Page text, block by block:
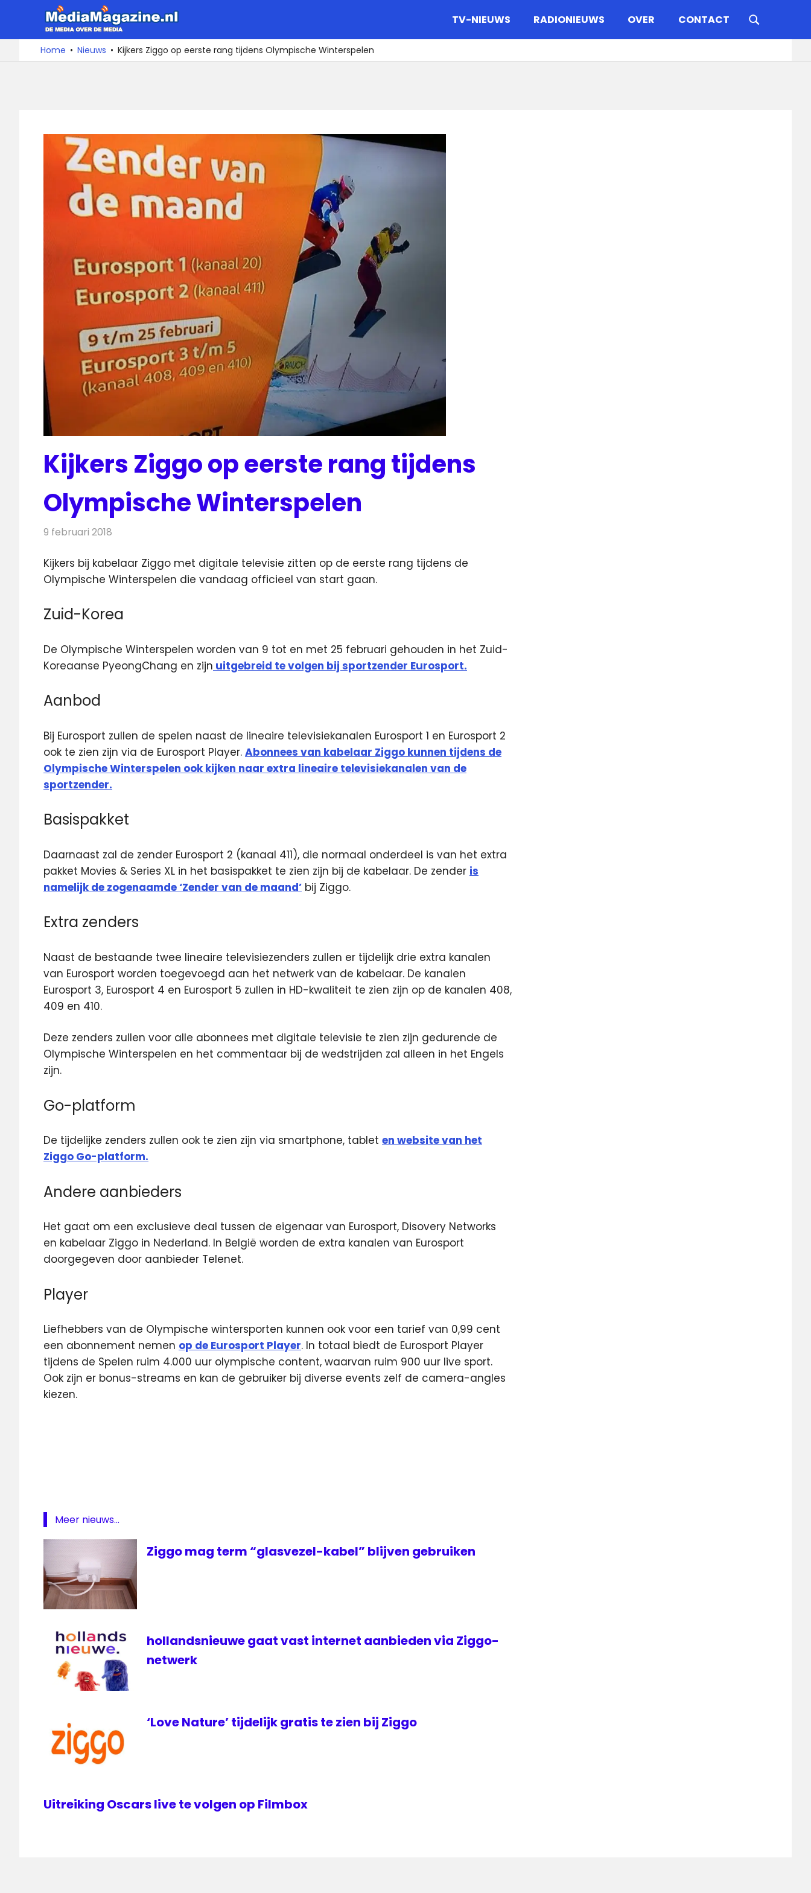
de
De
media
over
TV-NIEUWS RADIONIEUWS OVER CONTACT
Home Nieuws Kijkers Ziggo op eerste rang tijdens Olympische Winterspelen
Kijkers Ziggo op eerste rang tijdens
Olympische Winterspelen
9 februari 2018
Kijkers bij kabelaar Ziggo met digitale televisie zitten op de eerste rang tijdens de
Olympische Winterspelen die vandaag officieel van start gaan.
Zuid-Korea
De Olympische Winterspelen worden van 9 tot en met 25 februari gehouden in het Zuid-
Koreaanse PyeongChang en zijn uitgebreid te volgen bij sportzender Eurosport.
Aanbod
Bij Eurosport zullen de spelen naast de lineaire televisiekanalen Eurosport 1 en Eurosport 2
ook te zien zijn via de Eurosport Player. Abonnees van kabelaar Ziggo kunnen tijdens de
Olympische Winterspelen ook kijken naar extra lineaire televisiekanalen van de
sportzender.
Basispakket
Daarnaast zal de zender Eurosport 2 (kanaal 411), die normaal onderdeel is van het extra
pakket Movies & Series XL in het basispakket te zien zijn bij de kabelaar. De zender is
namelijk de zogenaamde ‘Zender van de maand’ bij Ziggo.
Extra zenders
Naast de bestaande twee lineaire televisiezenders zullen er tijdelijk drie extra kanalen
van Eurosport worden toegevoegd aan het netwerk van de kabelaar. De kanalen
Eurosport 3, Eurosport 4 en Eurosport 5 zullen in HD-kwaliteit te zien zijn op de kanalen 408,
409 en 410.
Deze zenders zullen voor alle abonnees met digitale televisie te zien zijn gedurende de
Olympische Winterspelen en het commentaar bij de wedstrijden zal alleen in het Engels
zijn.
Go-platform
De tijdelijke zenders zullen ook te zien zijn via smartphone, tablet en website van het
Ziggo Go-platform.
Andere aanbieders
Het gaat om een exclusieve deal tussen de eigenaar van Eurosport, Disovery Networks
en kabelaar Ziggo in Nederland. In België worden de extra kanalen van Eurosport
doorgegeven door aanbieder Telenet.
Player
Liefhebbers van de Olympische wintersporten kunnen ook voor een tarief van 0,99 cent
een abonnement nemen op de Eurosport Player. In totaal biedt de Eurosport Player
tijdens de Spelen ruim 4.000 uur olympische content, waarvan ruim 900 uur live sport.
Ook zijn er bonus-streams en kan de gebruiker bij diverse events zelf de camera-angles
kiezen.
Eurosport
Ziggo
Olympische
Spelen
Meer nieuws...
Ziggo mag term “glasvezel-kabel” blijven gebruiken
hollandsnieuwe gaat vast internet aanbieden via Ziggo-
netwerk
‘Love Nature’ tijdelijk gratis te zien bij Ziggo
Uitreiking Oscars live te volgen op Filmbox